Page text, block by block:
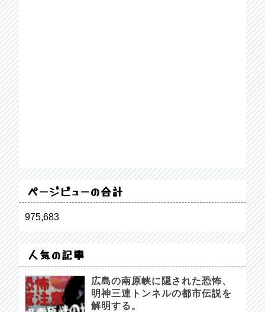
ページビューの合計
975,683
人気の記事
広島の南原峡に隠された恐怖、
明神三連トンネルの都市伝説を
解明する。